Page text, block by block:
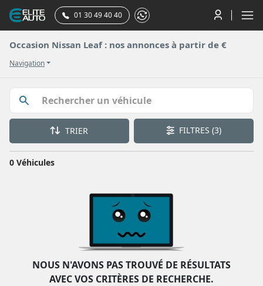
01 30 49 40 40
Occasion Nissan Leaf : nos annonces à partir de €
Navigation
TRIER FILTRES(3)
0 Véhicules
NOUS N'AVONS PAS TROUVÉ DE RÉSULTATS
AVEC VOS CRITÈRES DE RECHERCHE.